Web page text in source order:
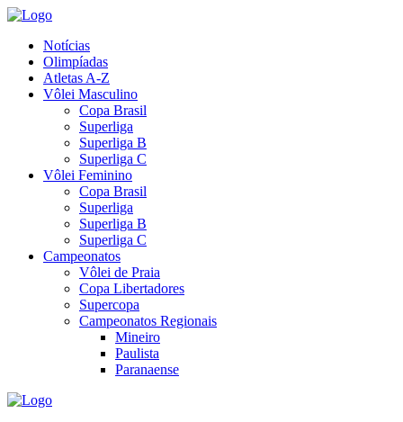
Notícias
Olimpíadas
Atletas A-Z
Vôlei Masculino
Copa Brasil
Superliga
Superliga B
Superliga C
Vôlei Feminino
Copa Brasil
Superliga
Superliga B
Superliga C
Campeonatos
Vôlei de Praia
Copa Libertadores
Supercopa
Campeonatos Regionais
Mineiro
Paulista
Paranaense